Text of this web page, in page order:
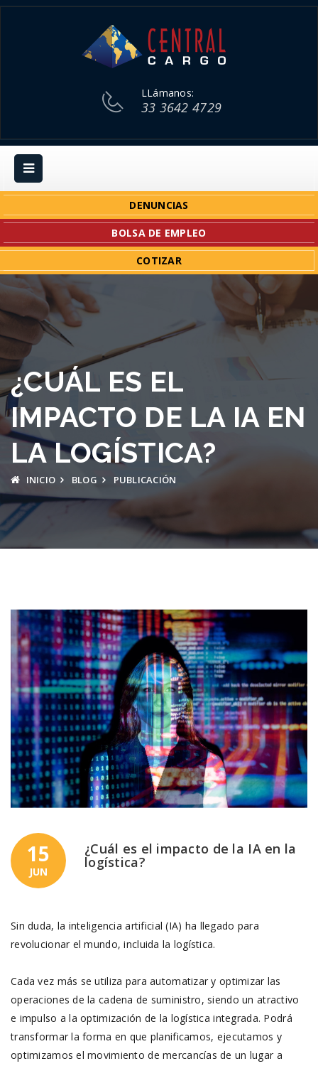
LLámanos:
33 3642 4729
DENUNCIAS
BOLSA DE EMPLEO
COTIZAR
¿CUÁL ES EL
IMPACTO DE LA IA EN
LA LOGÍSTICA?
INICIO BLOG PUBLICACIÓN
15
JUN
¿Cuál es el impacto de la IA en la
logística?
Sin duda, la inteligencia artificial (IA) ha llegado para
revolucionar el mundo, incluida la logística.
Cada vez más se utiliza para automatizar y optimizar las
operaciones de la cadena de suministro, siendo un atractivo
e impulso a la optimización de la logística integrada. Podrá
transformar la forma en que planificamos, ejecutamos y
optimizamos el movimiento de mercancías de un lugar a